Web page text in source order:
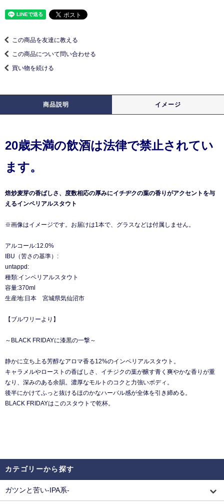
この商品を友達に教える
この商品について問い合わせる
買い物を続ける
商品説明 イメージ
20歳未満の飲酒は法律で禁止されてい
ます。
焙炒麦芽の香ばしさ、度数相応の厚みにイチヂクの葉の香りがアクセントを与
えるインペリアルスタウト
※画像はイメージです。お届けは1本で、グラスなどは付属しません。
アルコール:12.0%
IBU（苦さの基準）:
untappd:
種類:インペリアルスタウト
容量:370ml
生産地:日本 宮城県気仙沼市
【ブルワリーより】
～BLACK FRIDAYに漆黒の一撃～
静かに立ち上る芳醇なアロマ香る12%のインペリアルスタウト。
キャラメルやローストの香ばしさ、イチジクの葉が醸す青く爽やかな香りが重
なり、深みのある余韻。濃厚なモルトのコクと力強いボディ。
後半にかけてふっと抜けるほのかなハーバル感が全体を引き締める。
BLACK FRIDAYはこのスタウトで乾杯。
カテゴリーから探す
ガツンと苦い-IPA系-